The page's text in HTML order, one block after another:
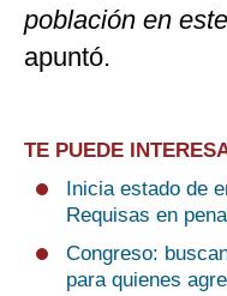
población en
apuntó.
TE PUEDE
Inicia estado de
Requisas en
Congreso:
para quienes